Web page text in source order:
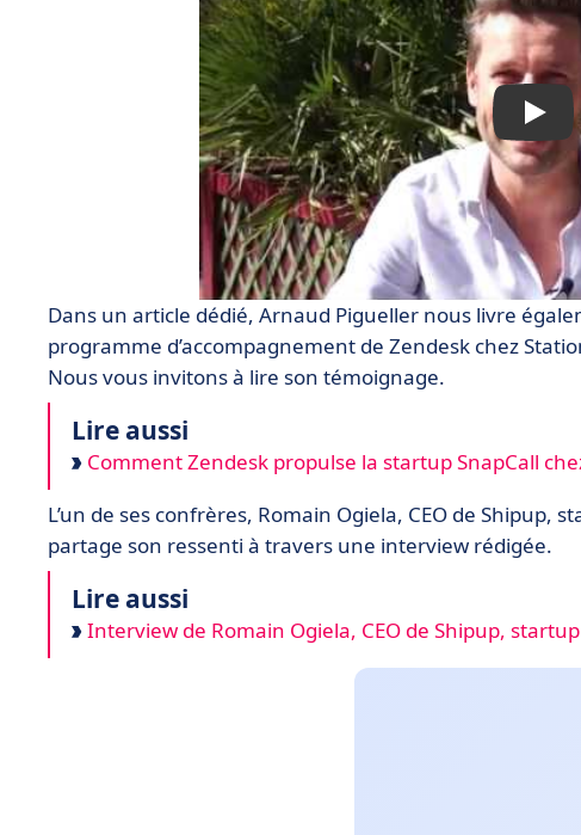
Dans un article dédié, Arnaud Pigueller nous livre
programme d’accompagnement de Zendesk chez
Nous vous invitons à lire son témoignage.
Lire aussi
Comment Zendesk propulse la startup SnapCall
L’un de ses confrères, Romain Ogiela, CEO de Shipup,
partage son ressenti à travers une interview rédigée.
Lire aussi
Interview de Romain Ogiela, CEO de Shipup,